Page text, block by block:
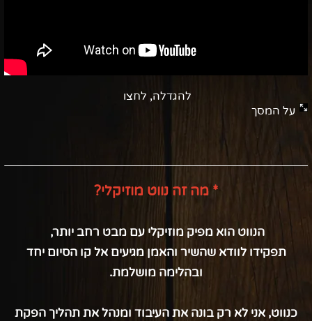
להגדלה, לחצו
על המסך
* מה זה נווט מוזיקלי?
הנווט הוא מפיק מוזיקלי עם מבט רחב יותר,
תפקידו לוודא שהשיר והאמן מגיעים אל קו הסיום יחד
ובהלימה מושלמת.
כנווט, אני לא רק בונה את העיבוד ומנהל את תהליך הפקת